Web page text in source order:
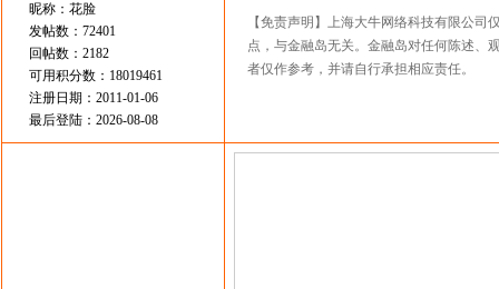
昵称：花脸
发帖数：72401
回帖数：2182
可用积分数：18019461
注册日期：2011-01-06
最后登陆：2026-08-08
【免责声明】上海大牛网络科技有限公
点，与金融岛无关。金融岛对任何陈述、
者仅作参考，并请自行承担相应责任。